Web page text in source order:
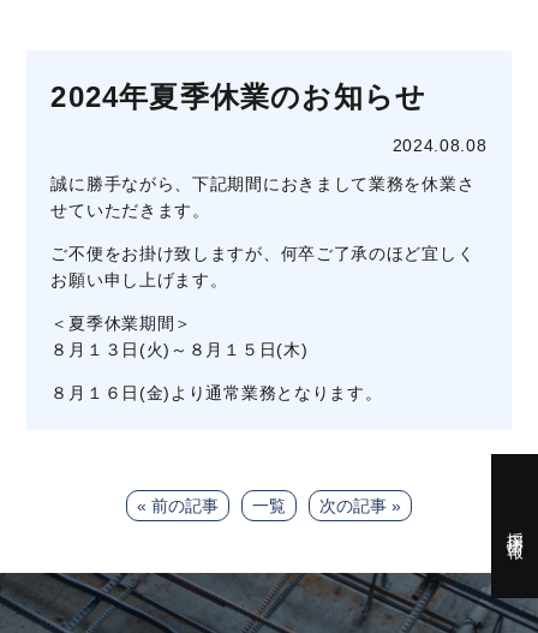
2024年夏季休業のお知らせ
2024.08.08
誠に勝手ながら、下記期間におきまして業務を休業さ
せていただきます。
ご不便をお掛け致しますが、何卒ご了承のほど宜しく
お願い申し上げます。
＜夏季休業期間＞
８月１３日(火)～８月１５日(木)
８月１６日(金)より通常業務となります。
« 前の記事 一覧 次の記事 »